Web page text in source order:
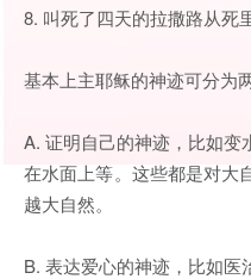
8. 叫死了四天的拉撒路从死
基本上主耶稣的神迹可分为
A. 证明自己的神迹，比如变
在水面上等。这些都是对大
越大自然。
B. 表达爱心的神迹，比如医